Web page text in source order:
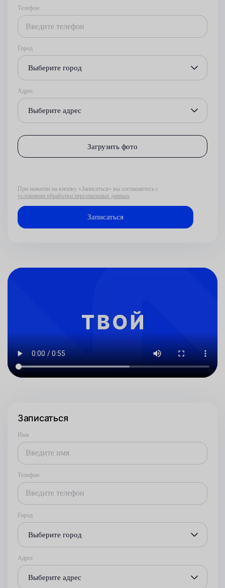
Телефон
Город
Выберите город
Адрес
Выберите адрес
Загрузить фото
При нажатии на кнопку «Записаться» вы соглашаетесь с
условиями обработки персональных данных
Записаться
Имя
Телефон
Город
Выберите город
Адрес
Выберите адрес